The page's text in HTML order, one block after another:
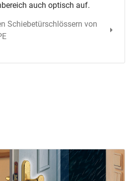
auch optisch auf.
Schiebetürschlössern von